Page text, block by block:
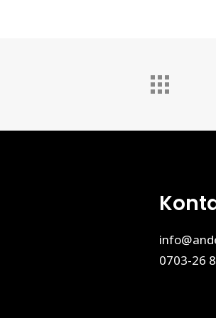
0703-26